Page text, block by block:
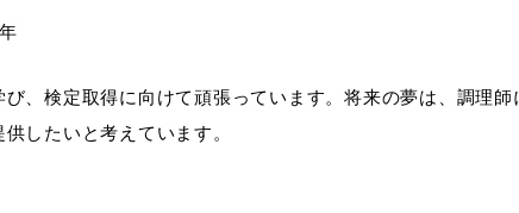
、検定取得に向けて頑張っています。将来の夢は、調理
したいと考えています。